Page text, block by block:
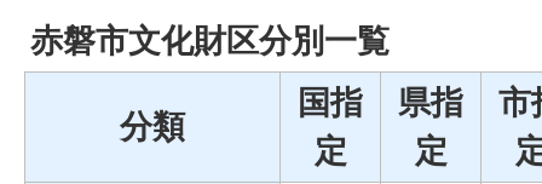
赤磐市文化財区分別一覧
分類
国指
定
県指
定
市